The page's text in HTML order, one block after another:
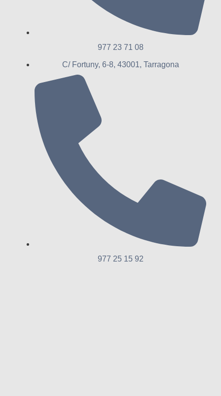
977 23 71 08
C/ Fortuny, 6-8, 43001, Tarragona
977 25 15 92